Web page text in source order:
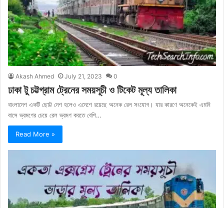
Akash Ahmed July 21, 2023 0
ঢাকা টু চট্টগ্রাম ট্রেনের সময়সূচী ও টিকেট মূল্য তালিকা
বাংলাদেশ একটি ছোট্ট দেশ হলেও এদেশে রয়েছে অনেক রেল সংযোগ। যার কারণে অনেকেই এমনি
বাসে ভ্রমণের চেয়ে রেল ভ্রমণ করতে বেশি…
Read More »